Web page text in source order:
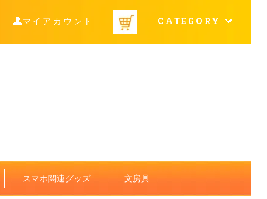
マイアカウント CATEGORY
スマホ関連グッズ 文房具